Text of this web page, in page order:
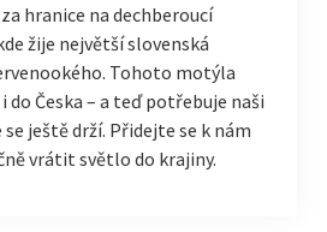
hranice na dechberoucí
žije největší slovenská
Tohoto motýla
do Česka – a teď potřebuje naši
ještě drží. Přidejte se k nám
vrátit světlo do krajiny.